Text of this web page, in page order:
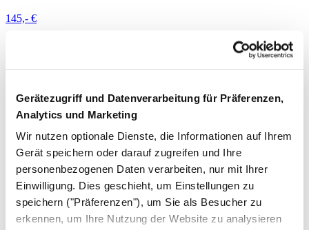
Gerätezugriff und Datenverarbeitung für Präferenzen,
Analytics und Marketing
Wir nutzen optionale Dienste, die Informationen auf Ihrem
Gerät speichern oder darauf zugreifen und Ihre
personenbezogenen Daten verarbeiten, nur mit Ihrer
Einwilligung. Dies geschieht, um Einstellungen zu
speichern ("Präferenzen"), um Sie als Besucher zu
erkennen, um Ihre Nutzung der Website zu analysieren
145,- €